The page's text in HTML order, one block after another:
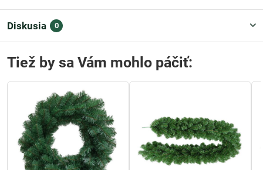
Diskusia 0
Tiež by sa Vám mohlo páčiť: